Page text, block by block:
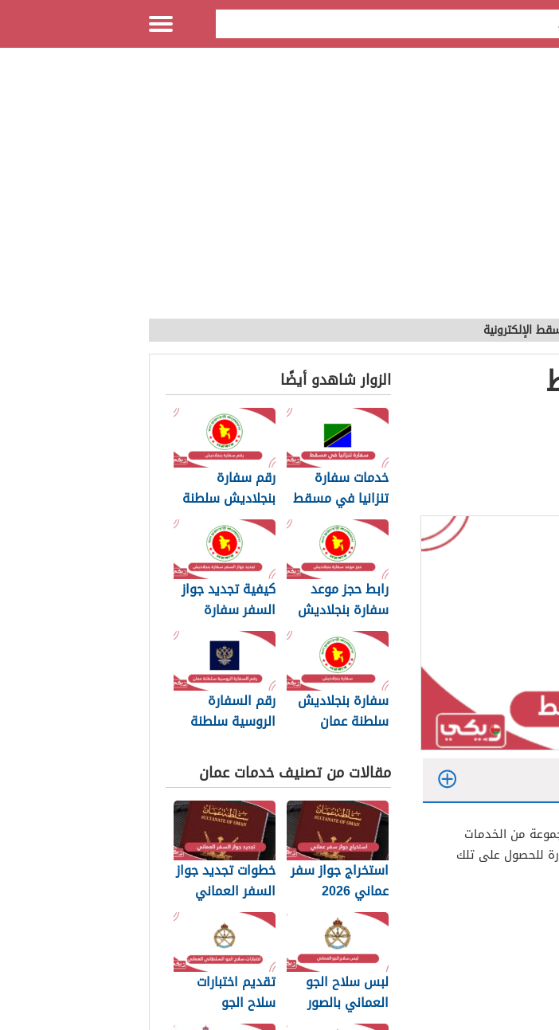
الإلكترونية
من الخدمات
للحصول على تلك
الزوار شاهدو أيضًا
خدمات سفارة
تنزانيا في مسقط
الإلكترونية
رقم سفارة
بنجلاديش سلطنة
عمان الموحد
رابط حجز موعد
سفارة بنجلاديش
سلطنة عمان
كيفية تجديد جواز
السفر سفارة
بنجلاديش سلطنة
عمان
سفارة بنجلاديش
سلطنة عمان
الإلكترونية
رقم السفارة
الروسية سلطنة
مقالات من تصنيف خدمات عمان
استخراج جواز سفر
عماني 2026
المتطلبات التي
يجب أن تعرفها
خطوات تجديد جواز
السفر العماني
2026: الرسوم
والمستندات
المطلوبة
لبس سلاح الجو
العماني بالصور
2026
تقديم اختبارات
سلاح الجو
السلطاني العماني